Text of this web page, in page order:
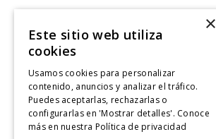
×
Este sitio web utiliza
cookies
Usamos cookies para personalizar
contenido, anuncios y analizar el tráfico.
Puedes aceptarlas, rechazarlas o
configurarlas en 'Mostrar detalles'. Conoce
más en nuestra Política de privacidad